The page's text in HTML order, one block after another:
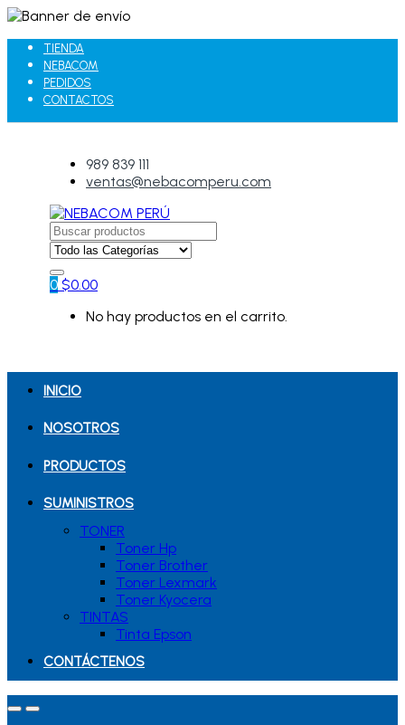
TIENDA
NEBACOM
PEDIDOS
CONTACTOS
989 839 111
ventas@nebacomperu.com
Search
for:
0 $0.00
No hay productos en el carrito.
INICIO
NOSOTROS
PRODUCTOS
SUMINISTROS
TONER
Toner Hp
Toner Brother
Toner Lexmark
Toner Kyocera
TINTAS
Tinta Epson
CONTÁCTENOS